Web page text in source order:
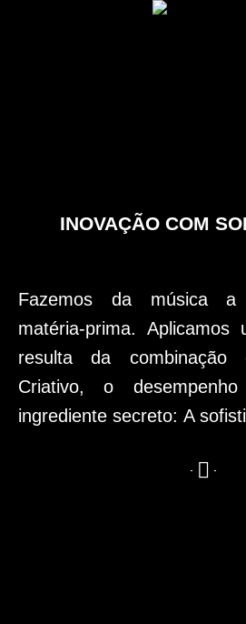
INOVAÇÃO COM
Fazemos da música a
matéria-prima. Aplicamos
resulta da
Criativo, o
ingrediente secreto: A